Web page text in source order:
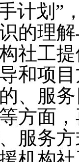
计划”
的理解
社工
和项
、服
方面
服务